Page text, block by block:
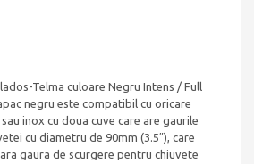
Telma culoare Negru Intens / Full
negru este compatibil cu oricare
inox cu doua cuve care are gaurile
cu diametru de 90mm (3.5″), care
gaura de scurgere pentru chiuvete